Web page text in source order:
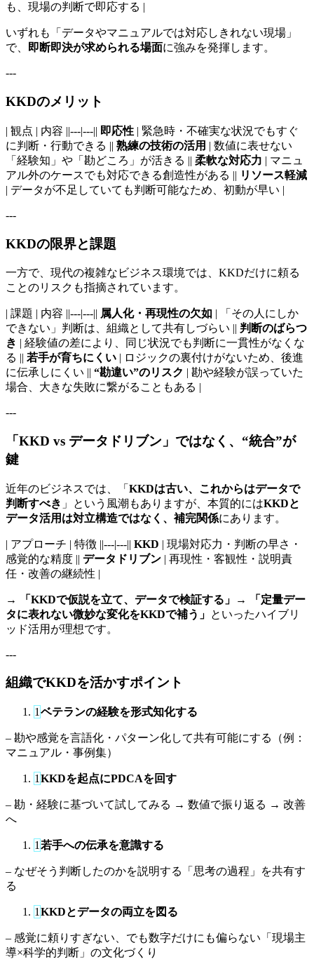
も、現場の判断で即応する |
いずれも「データやマニュアルでは対応しきれない現場」
で、 即断即決が求められる場面に強みを発揮します。
---
KKDのメリット
| 観点 | 内容 ||---|---|| 即応性 | 緊急時・不確実な状況でもすぐ
に判断・行動できる || 熟練の技術の活用 | 数値に表せない
「経験知」や「勘どころ」が活きる || 柔軟な対応力 | マニュ
アル外のケースでも対応できる創造性がある || リソース軽減
| データが不足していても判断可能なため、初動が早い |
---
KKDの限界と課題
一方で、現代の複雑なビジネス環境では、KKDだけに頼る
ことのリスクも指摘されています。
| 課題 | 内容 ||---|---|| 属人化・再現性の欠如 | 「その人にしか
できない」判断は、組織として共有しづらい || 判断のばらつ
き | 経験値の差により、同じ状況でも判断に一貫性がなくな
る || 若手が育ちにくい | ロジックの裏付けがないため、後進
に伝承しにくい || “勘違い”のリスク | 勘や経験が誤っていた
場合、大きな失敗に繋がることもある |
---
「KKD vs データドリブン」ではなく、“統合”が
鍵
近年のビジネスでは、「 KKDは古い、これからはデータで
判断すべき 」という風潮もありますが、本質的にはKKDと
データ活用は対立構造ではなく、補完関係にあります。
| アプローチ | 特徴 ||---|---|| KKD | 現場対応力・判断の早さ・
感覚的な精度 || データドリブン | 再現性・客観性・説明責
任・改善の継続性 |
→ 「KKDで仮説を立て、データで検証する」 →
「定量デー
タに表れない微妙な変化をKKDで補う」 といったハイブリ
ッド活用が理想です。
---
組織でKKDを活かすポイント
1 ベテランの経験を形式知化する
– 勘や感覚を言語化・パターン化して共有可能にする（例：
マニュアル・事例集）
1 KKDを起点にPDCAを回す
– 勘・経験に基づいて試してみる → 数値で振り返る → 改善
へ
1 若手への伝承を意識する
– なぜそう判断したのかを説明する「思考の過程」を共有す
る
1 KKDとデータの両立を図る
– 感覚に頼りすぎない、でも数字だけにも偏らない「現場主
導×科学的判断」の文化づくり